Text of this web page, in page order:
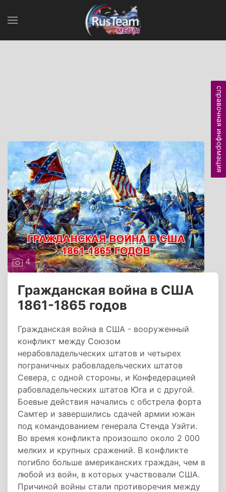
4
Гражданская война в США
1861-1865 годов
Гражданская война в США - вооруженный
конфликт между Союзом
нерабовладельческих штатов и четырех
пограничных рабовладельческих штатов
Севера, с одной стороны, и Конфедерацией
рабовладельческих штатов Юга и с другой.
Боевые действия начались с обстрела форта
Самтер и завершились сдачей армии южан
под командованием генерала Стенда Уэйти.
Во время конфликта произошло около 2 000
мелких и крупных сражений. В конфликте
погибло больше американских граждан, чем в
любой из войн, в которых участвовали США.
Причиной войны стали противоречия между
справочная информация